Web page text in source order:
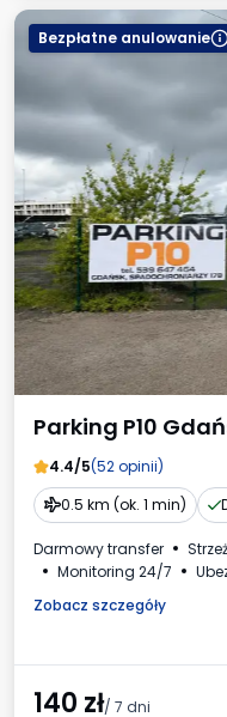
Bezpłatne anulowanie
Parking P10
4.4/5(52 opinii)
0.5 km (ok. 1 min)
Darmowy transfer
Monitoring 24/7
Zobacz szczegóły
140 zł/ 7 dni